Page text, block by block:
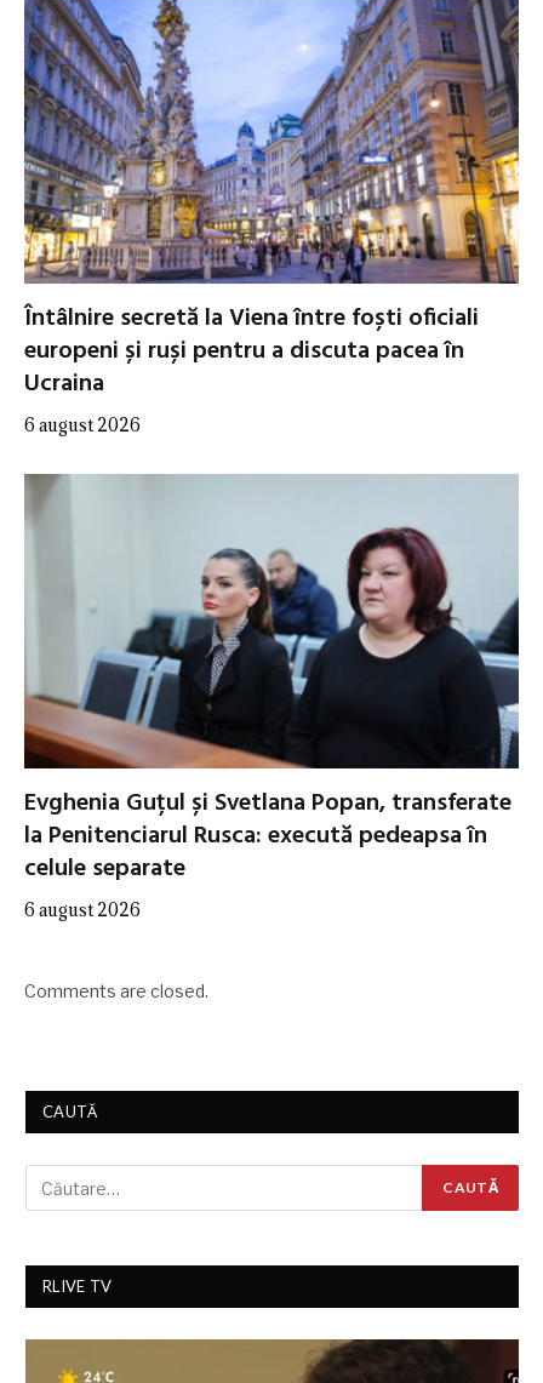
Întâlnire secretă la Viena între foști oficiali
europeni și ruși pentru a discuta pacea în
Ucraina
6 august 2026
Evghenia Guțul și Svetlana Popan, transferate
la Penitenciarul Rusca: execută pedeapsa în
celule separate
6 august 2026
Comments are closed.
CAUTĂ
RLIVE TV